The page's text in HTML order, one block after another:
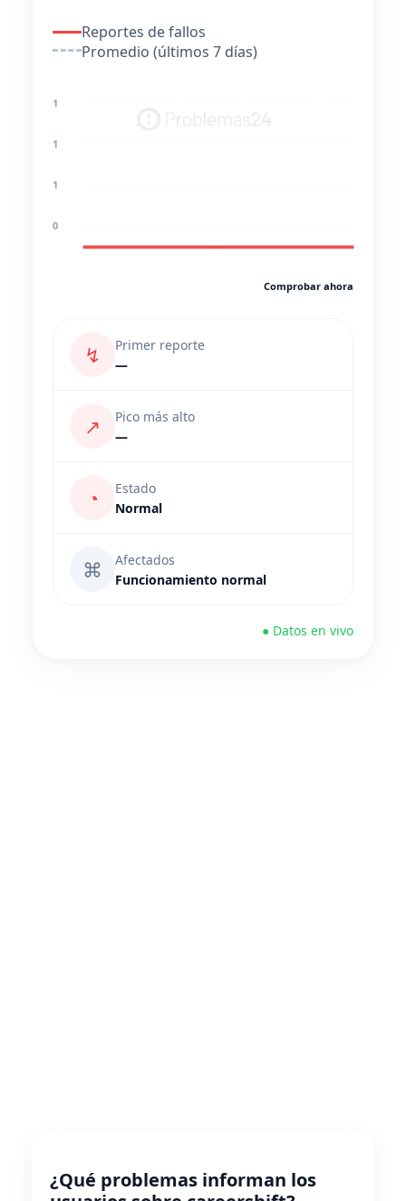
Reportes de fallos
Promedio (últimos 7 días)
1
1
1
0
Comprobar ahora
↯
Primer reporte
—
↗
Pico más alto
—
◔
Estado
Normal
⌘
Afectados
Funcionamiento normal
● Datos en vivo
¿Qué problemas informan los